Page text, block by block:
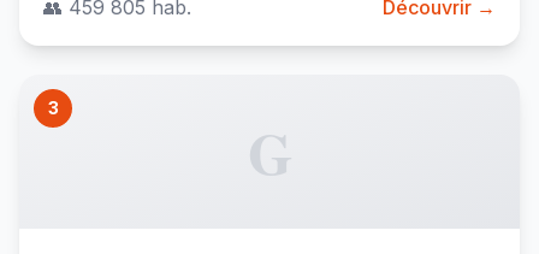
👥 459 805 hab. Découvrir →
3
G